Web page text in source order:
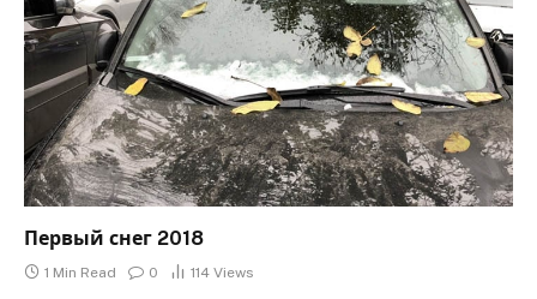
Первый снег 2018
1 Min Read 0 114 Views